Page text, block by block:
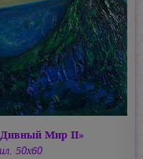
Мир II»
50х60